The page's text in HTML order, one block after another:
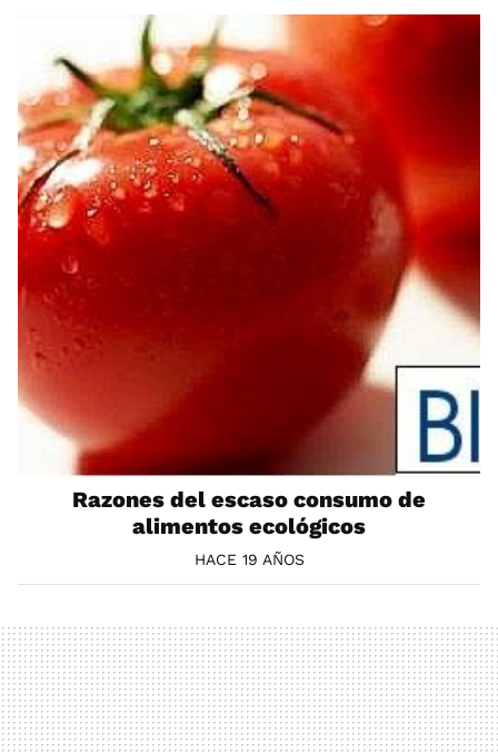
Razones del escaso consumo de
alimentos ecológicos
HACE 19 AÑOS